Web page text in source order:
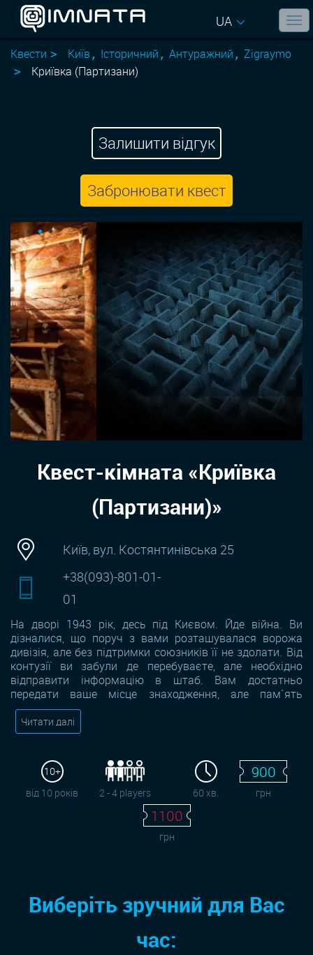
UA
Квести Київ Історичний Антуражний
Zigraymo
Криївка (Партизани)
Залишити відгук
Забронювати квест
Квест-кімната «Криївка
(Партизани)»
Київ, вул. Костянтинівська 25
+38(093)-801-01-
01
На дворі 1943 рік, десь під Києвом. Йде війна. Ви
дізналися, що поруч з вами розташувалася ворожа
дивізія, але без підтримки союзників її не здолати. Від
контузії ви забули де перебуваєте, але необхідно
відправити інформацію в штаб. Вам достатньо
передати ваше місце знаходження, але пам`ять
Читати далі
10+
від 10 років
2 - 4 players 60 хв.
900
грн
1100
грн
Виберіть зручний для Вас
час: